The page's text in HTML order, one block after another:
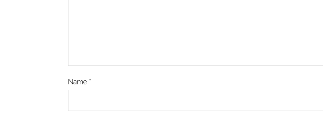
Name *